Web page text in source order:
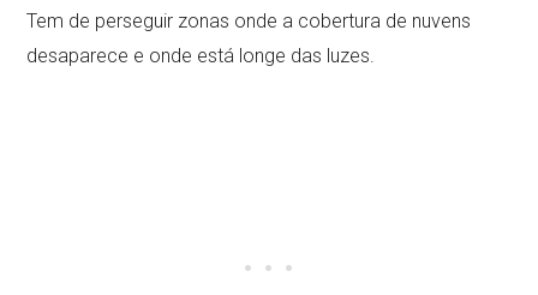
Tem de perseguir zonas onde a cobertura de nuvens
desaparece e onde está longe das luzes.